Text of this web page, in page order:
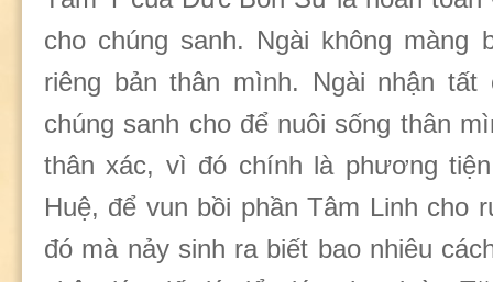
cho chúng sanh. Ngài không màng
riêng bản thân mình. Ngài nhận
chúng sanh cho để nuôi sống thân
thân xác, vì đó chính là phương
Huệ, để vun bồi phần Tâm Linh cho
đó mà nảy sinh ra biết bao nhiêu